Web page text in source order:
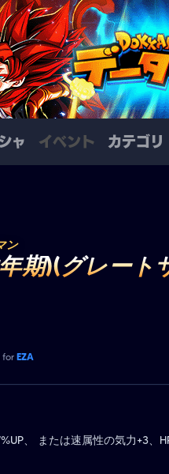
ャ イベント カテゴリ
ン
期)(グレート
forEZA
、 または速属性の気力+3、